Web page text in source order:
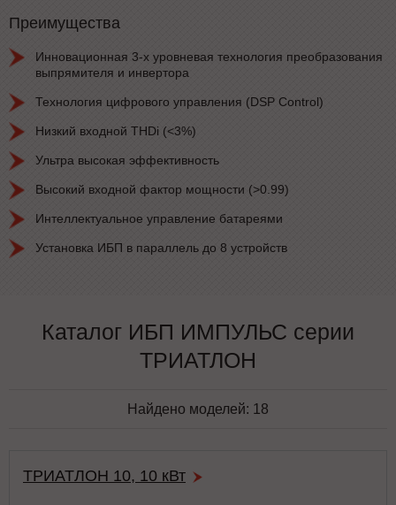
Преимущества
Инновационная 3-х уровневая технология преобразования
выпрямителя и инвертора
Технология цифрового управления (DSP Control)
Низкий входной THDi (<3%)
Ультра высокая эффективность
Высокий входной фактор мощности (>0.99)
Интеллектуальное управление батареями
Установка ИБП в параллель до 8 устройств
Каталог ИБП ИМПУЛЬС серии
ТРИАТЛОН
Найдено моделей: 18
ТРИАТЛОН 10, 10 кВт